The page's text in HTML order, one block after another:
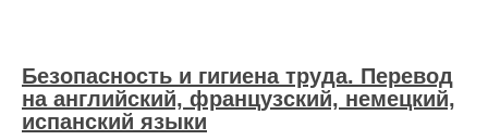
Безопасность и гигиена труда. Перевод
на английский, французский, немецкий,
испанский языки